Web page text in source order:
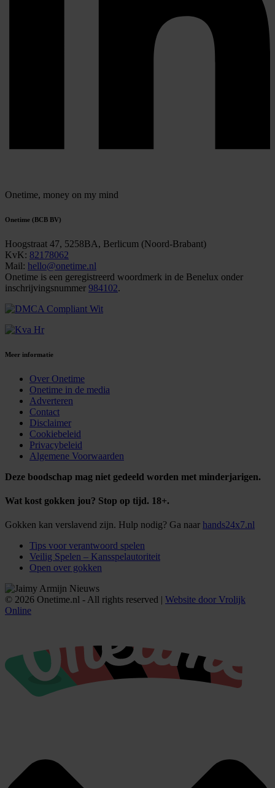
Onetime, money on my mind
Onetime (BCB BV)
Hoogstraat 47, 5258BA, Berlicum (Noord-Brabant)
KvK: 82178062
Mail: hello@onetime.nl
Onetime is een geregistreerd woordmerk in de Benelux onder
inschrijvingsnummer 984102.
Meer informatie
Over Onetime
Onetime in de media
Adverteren
Contact
Disclaimer
Cookiebeleid
Privacybeleid
Algemene Voorwaarden
Deze boodschap mag niet gedeeld worden met minderjarigen.
Wat kost gokken jou? Stop op tijd. 18+.
Gokken kan verslavend zijn. Hulp nodig? Ga naar hands24x7.nl
Tips voor verantwoord spelen
Veilig Spelen – Kansspelautoriteit
Open over gokken
© 2026 Onetime.nl - All rights reserved | Website door Vrolijk
Online